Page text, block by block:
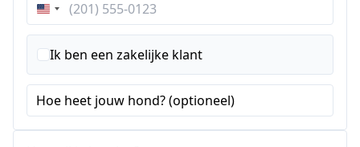
Verenigde
Staten
+1Ik ben een zakelijke klant
Hoe heet jouw hond? (optioneel)